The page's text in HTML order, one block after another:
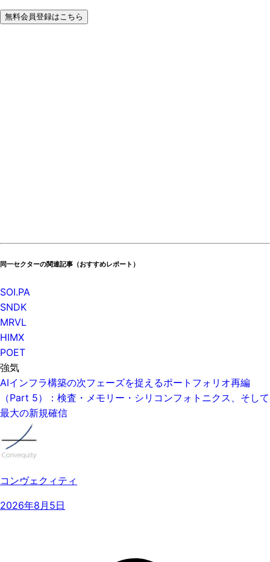
無料会員登録はこちら
同一セクターの関連記事（おすすめレポート）
SOI.PA
SNDK
MRVL
HIMX
POET
強気
AIインフラ構築の次フェーズを捉えるポートフォリオ再編
（Part 5）：検査・メモリー・シリコンフォトニクス、そして
最大の新規確信
コンヴェクィティ
2026年8月5日